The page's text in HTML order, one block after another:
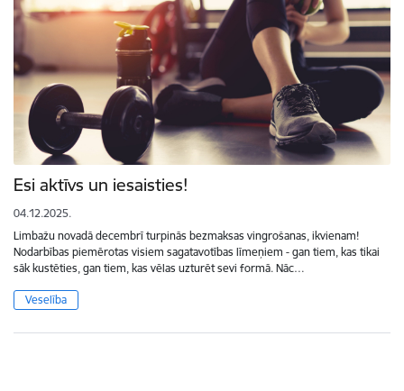
​​​​​​​Esi aktīvs un iesaisties!
04.12.2025.
Limbažu novadā decembrī turpinās bezmaksas vingrošanas, ikvienam!
Nodarbības piemērotas visiem sagatavotības līmeņiem - gan tiem, kas tikai
sāk kustēties, gan tiem, kas vēlas uzturēt sevi formā. Nāc…
Veselība